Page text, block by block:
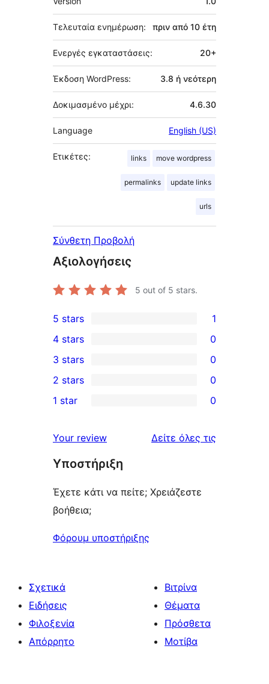
Τελευταία ενημέρωση: πριν από 10 έτη
Ενεργές εγκαταστάσεις: 20+
Έκδοση WordPress: 3.8 ή νεότερη
Δοκιμασμένο μέχρι: 4.6.30
Language English (US)
Ετικέτες: links move wordpress
permalinks update links
urls
Σύνθετη Προβολή
Αξιολογήσεις
5 out of 5 stars.
1
5-
star
review
5 stars 1
4-
star
reviews
4 stars 0
0
3-
star
3 stars 0
2-
reviews
2 stars 0
star
reviews
1 star 0
Your review Δείτε όλες τις
Υποστήριξη
Έχετε κάτι να πείτε; Χρειάζεστε
βοήθεια;
Φόρουμ υποστήριξης
Σχετικά
Ειδήσεις
Φιλοξενία
Απόρρητο
Βιτρίνα
Θέματα
Πρόσθετα
Μοτίβα